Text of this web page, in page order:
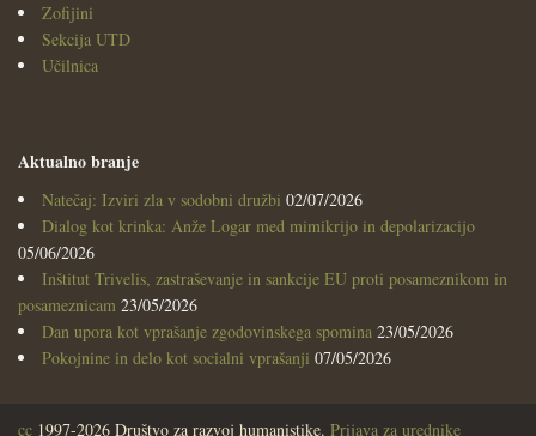
Zofijini
Sekcija UTD
Učilnica
Aktualno branje
Natečaj: Izviri zla v sodobni družbi 02/07/2026
Dialog kot krinka: Anže Logar med mimikrijo in depolarizacijo
05/06/2026
Inštitut Trivelis, zastraševanje in sankcije EU proti posameznikom in
posameznicam 23/05/2026
Dan upora kot vprašanje zgodovinskega spomina 23/05/2026
Pokojnine in delo kot socialni vprašanji 07/05/2026
cc 1997-2026 Društvo za razvoj humanistike. Prijava za urednike